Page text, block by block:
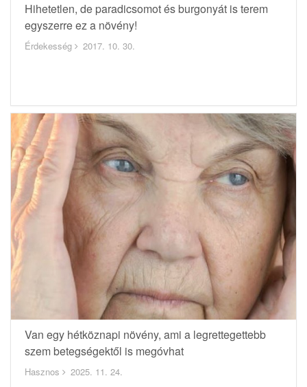
Hihetetlen, de paradicsomot és burgonyát is terem
egyszerre ez a növény!
Érdekesség 2017. 10. 30.
Van egy hétköznapi növény, ami a legrettegettebb
szem betegségektől is megóvhat
Hasznos 2025. 11. 24.